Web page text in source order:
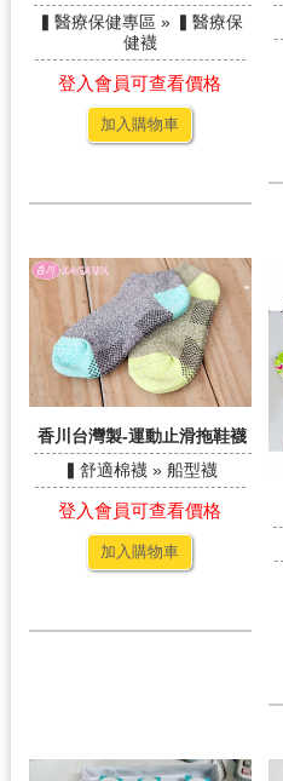
▍醫療保健專區 » ▍醫療保
健襪
登入會員可查看價格
加入購物車
香川台灣製-運動止滑拖鞋襪
▍舒適棉襪 » 船型襪
登入會員可查看價格
加入購物車